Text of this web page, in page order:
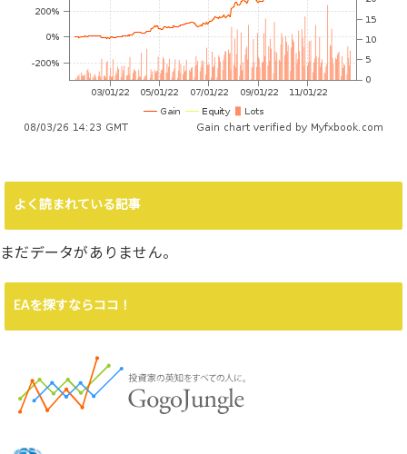
よく読まれている記事
まだデータがありません。
EAを探すならココ！